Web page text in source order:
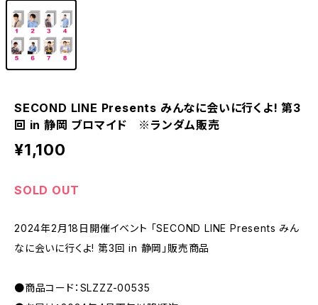
SECOND LINE Presents みんなに会いに行くよ! 第3
回 in 静岡 ブロマイド ※ランダム販売
¥1,100
SOLD OUT
2024年2月18日開催イベント 「SECOND LINE Presents みん
なに会いに行くよ! 第3回 in 静岡」販売商品
●商品コード：SLZZZ-00535